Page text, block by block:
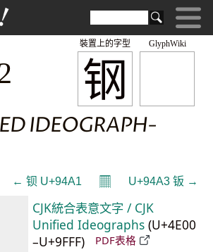
GlyphWiki
钢
裝置上的字型
IDEOGRAPH-
← 钡 U+94A1 𝄜 U+94A3 钣 →
CJK統合表意文字 / CJK
Unified Ideographs (U+4E00
–U+9FFF)
PDF表格